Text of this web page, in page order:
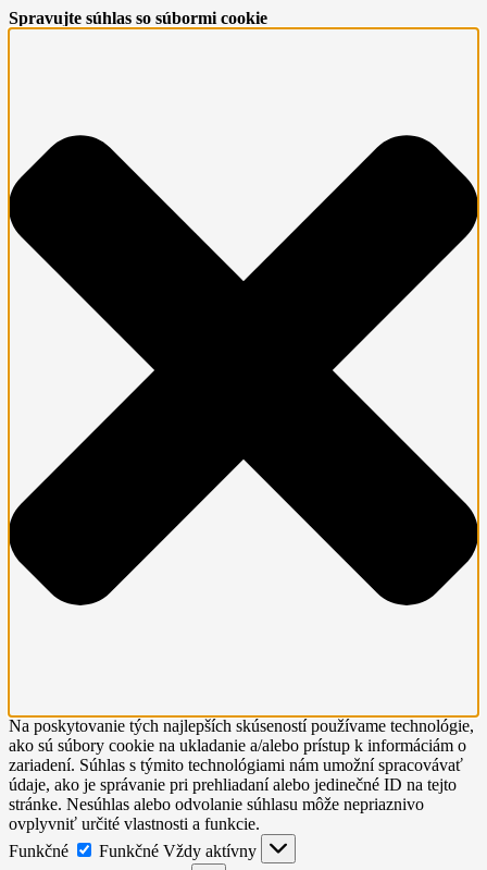
Spravujte súhlas so súbormi cookie
Na poskytovanie tých najlepších skúseností používame technológie,
ako sú súbory cookie na ukladanie a/alebo prístup k informáciám o
zariadení. Súhlas s týmito technológiami nám umožní spracovávať
údaje, ako je správanie pri prehliadaní alebo jedinečné ID na tejto
stránke. Nesúhlas alebo odvolanie súhlasu môže nepriaznivo
ovplyvniť určité vlastnosti a funkcie.
Funkčné
Funkčné Vždy aktívny